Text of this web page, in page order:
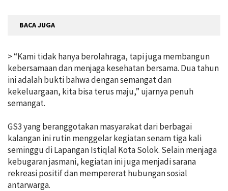
BACA JUGA
> “Kami tidak hanya berolahraga, tapi juga membangun
kebersamaan dan menjaga kesehatan bersama. Dua tahun
ini adalah bukti bahwa dengan semangat dan
kekeluargaan, kita bisa terus maju,” ujarnya penuh
semangat.
GS3 yang beranggotakan masyarakat dari berbagai
kalangan ini rutin menggelar kegiatan senam tiga kali
seminggu di Lapangan Istiqlal Kota Solok. Selain menjaga
kebugaran jasmani, kegiatan ini juga menjadi sarana
rekreasi positif dan mempererat hubungan sosial
antarwarga.